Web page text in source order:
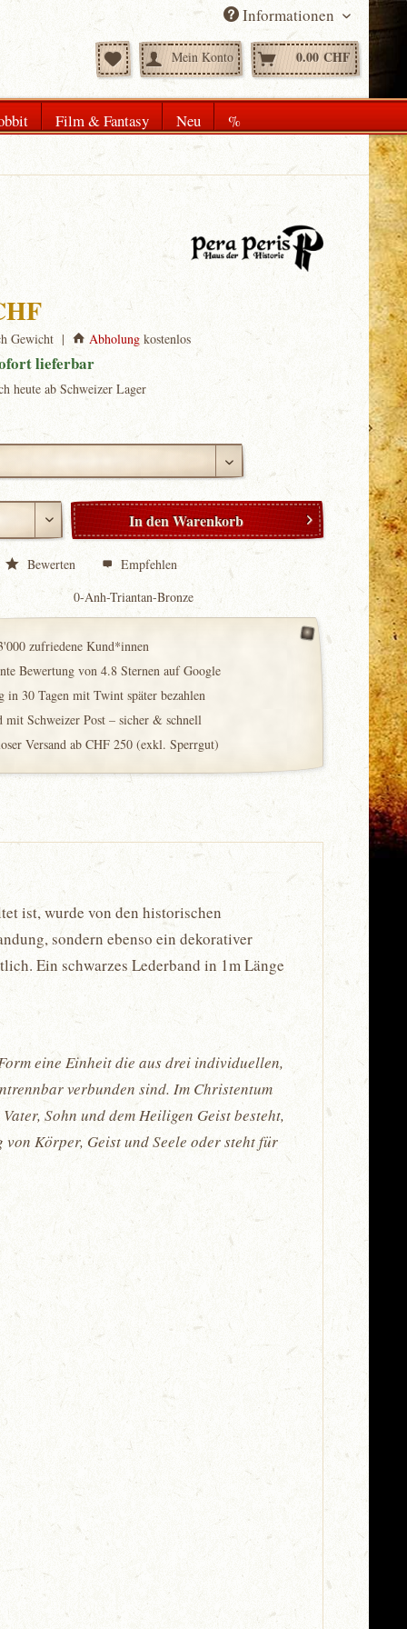
Informationen
Mein Konto 0.00 CHF
Film & Fantasy Neu %
Gewicht | Abholung kostenlos
lieferbar
heute ab Schweizer Lager
In denWarenkorb
Bewerten Empfehlen
0-Anh-Triantan-Bronze
zufriedene Kund*innen
Bewertung von 4.8 Sternen auf Google
in 30 Tagen mit Twint später bezahlen
mit Schweizer Post – sicher & schnell
Versand ab CHF 250 (exkl. Sperrgut)
ist, wurde von den historischen
sondern ebenso ein dekorativer
Ein schwarzes Lederband in 1m Länge
eine Einheit die aus drei individuellen,
verbunden sind. Im Christentum
Sohn und dem Heiligen Geist besteht,
Körper, Geist und Seele oder steht für